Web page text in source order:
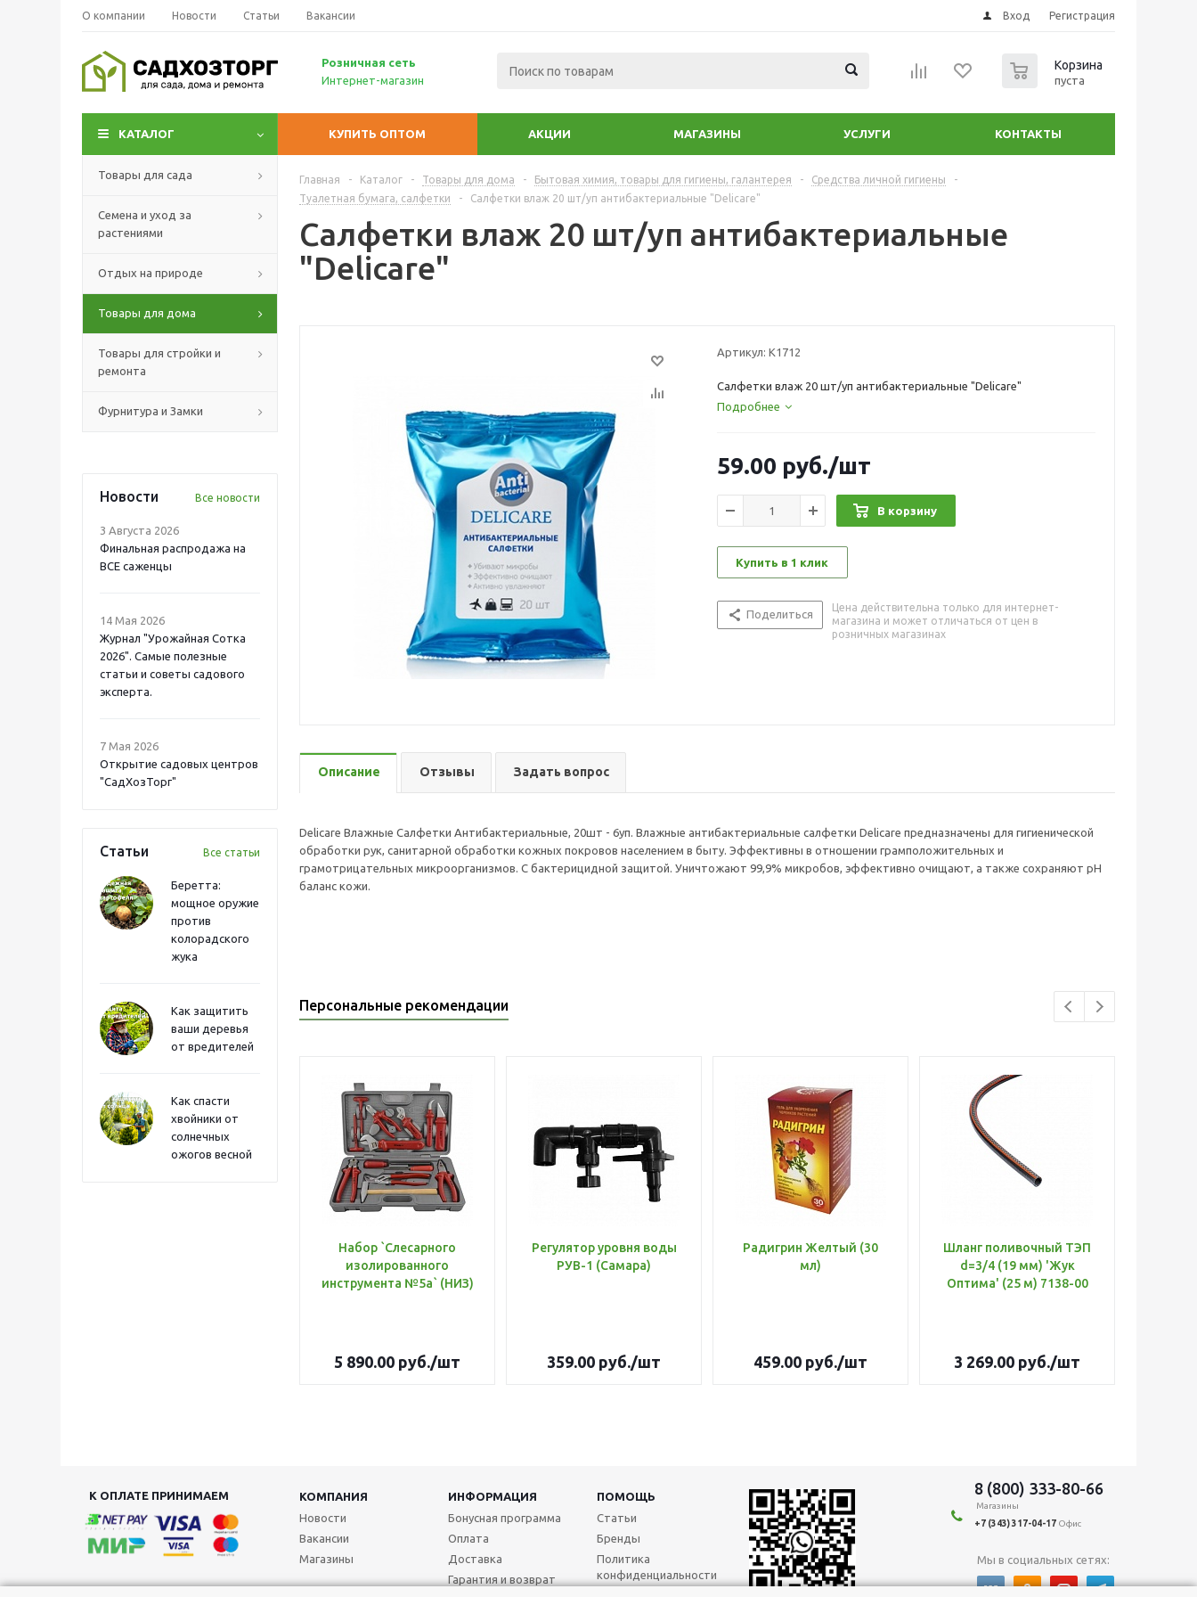
О компании Новости Статьи Вакансии Вход Регистрация
Розничная сеть
Интернет-магазин
Корзина
пуста
КАТАЛОГ КУПИТЬ ОПТОМ АКЦИИ МАГАЗИНЫ УСЛУГИ КОНТАКТЫ
Товары для сада
Семена и уход за
растениями
Отдых на природе
Товары для дома
Товары для стройки и
ремонта
Фурнитура и Замки
Новости Все новости
3 Августа 2026
Финальная распродажа на
ВСЕ саженцы
14 Мая 2026
Журнал "Урожайная Сотка
2026". Самые полезные
статьи и советы садового
эксперта.
7 Мая 2026
Открытие садовых центров
"СадХозТорг"
Статьи Все статьи
Беретта:
мощное оружие
против
колорадского
жука
Как защитить
ваши деревья
от вредителей
Как спасти
хвойники от
солнечных
ожогов весной
Главная - Каталог - Товары для дома - Бытовая химия, товары для гигиены, галантерея - Средства личной гигиены
-
Туалетная бумага, салфетки
- Салфетки влаж 20 шт/уп антибактериальные "Delicare"
Салфетки влаж 20 шт/уп антибактериальные
"Delicare"
Артикул: К1712
Салфетки влаж 20 шт/уп антибактериальные "Delicare"
Подробнее
59.00 руб./шт
В корзину
Купить в 1 клик
Поделиться
Цена действительна только для интернет-
магазина и может отличаться от цен в
розничных магазинах
Описание Отзывы Задать вопрос
Delicare Влажные Салфетки Антибактериальные, 20шт - 6уп. Влажные антибактериальные салфетки Delicare предназначены для гигиенической
обработки рук, санитарной обработки кожных покровов населением в быту. Эффективны в отношении грамположительных и
грамотрицательных микроорганизмов. С бактерицидной защитой. Уничтожают 99,9% микробов, эффективно очищают, а также сохраняют pH
баланс кожи.
Персональные рекомендации
Набор `Слесарного
изолированного
инструмента №5а` (НИЗ)
5 890.00 руб./шт
Регулятор уровня воды
РУВ-1 (Самара)
359.00 руб./шт
Радигрин Желтый (30
мл)
459.00 руб./шт
Шланг поливочный ТЭП
d=3/4 (19 мм) 'Жук
Оптима' (25 м) 7138-00
3 269.00 руб./шт
К ОПЛАТЕ ПРИНИМАЕМ КОМПАНИЯ ИНФОРМАЦИЯ
ПОМОЩЬ
Новости
Вакансии
Магазины
Бонусная программа
Оплата
Доставка
Гарантия и возврат
Статьи
Бренды
Политика
конфиденциальности
8 (800) 333-80-66
Магазины
+7 (343) 317-04-17 Офис
Мы в социальных сетях: